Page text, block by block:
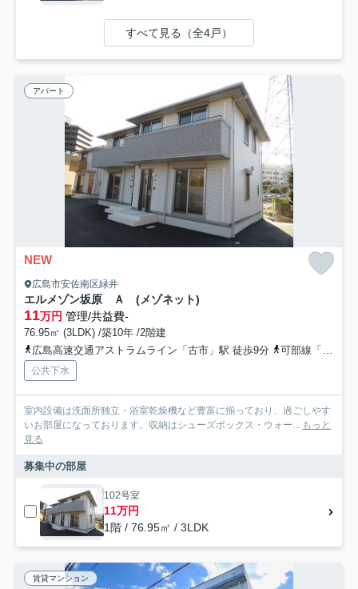
すべて見る（全4戸）
アパート
NEW
広島市安佐南区緑井
エルメゾン坂原 Ａ (メゾネット)
11万円 管理/共益費-
76.95㎡ (3LDK) /築10年 /2階建
広島高速交通アストラムライン「古市」駅 徒歩9分
可部線「大町」駅 徒歩15分
公共下水
室内設備は洗面所独立・浴室乾燥機など豊富に揃っており、過ごしやす
いお部屋になっております。収納はシューズボックス・ウォー... もっと
見る
募集中の部屋
102号室
11万円
1階 / 76.95㎡ / 3LDK
賃貸マンション